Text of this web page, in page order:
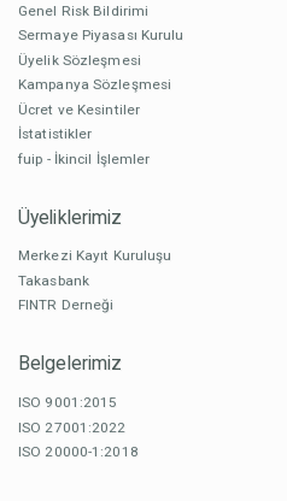
Genel Risk Bildirimi
Sermaye Piyasası Kurulu
Üyelik Sözleşmesi
Kampanya Sözleşmesi
Ücret ve Kesintiler
İstatistikler
fuip - İkincil İşlemler
Üyeliklerimiz
Merkezi Kayıt Kuruluşu
Takasbank
FINTR Derneği
Belgelerimiz
ISO 9001:2015
ISO 27001:2022
ISO 20000-1:2018